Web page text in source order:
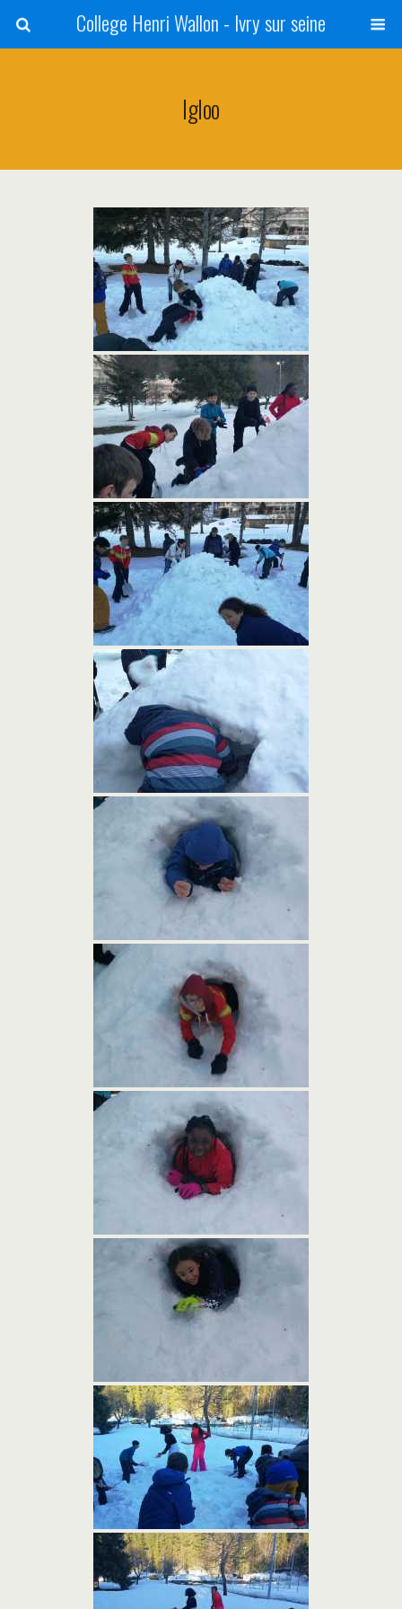
College Henri Wallon - Ivry sur seine
Igloo